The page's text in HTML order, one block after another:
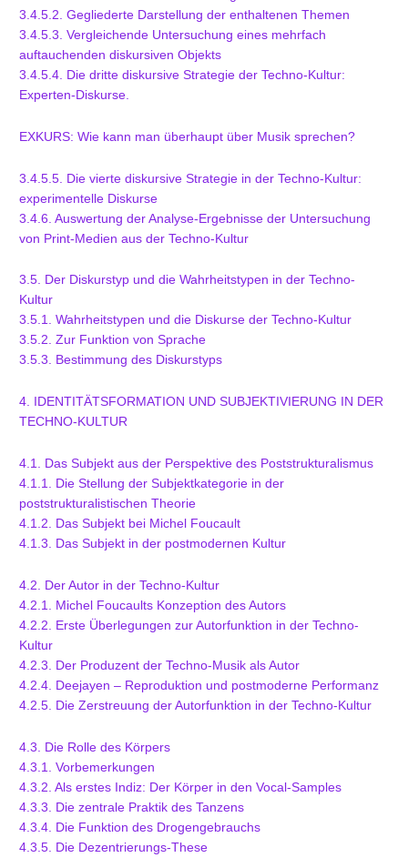
3.4.5.2. Gegliederte Darstellung der enthaltenen Themen
3.4.5.3. Vergleichende Untersuchung eines mehrfach
auftauchenden diskursiven Objekts
3.4.5.4. Die dritte diskursive Strategie der Techno-Kultur:
Experten-Diskurse.
EXKURS: Wie kann man überhaupt über Musik sprechen?
3.4.5.5. Die vierte diskursive Strategie in der Techno-Kultur:
experimentelle Diskurse
3.4.6. Auswertung der Analyse-Ergebnisse der Untersuchung
von Print-Medien aus der Techno-Kultur
3.5. Der Diskurstyp und die Wahrheitstypen in der Techno-
Kultur
3.5.1. Wahrheitstypen und die Diskurse der Techno-Kultur
3.5.2. Zur Funktion von Sprache
3.5.3. Bestimmung des Diskurstyps
4. IDENTITÄTSFORMATION UND SUBJEKTIVIERUNG IN DER
TECHNO-KULTUR
4.1. Das Subjekt aus der Perspektive des Poststrukturalismus
4.1.1. Die Stellung der Subjektkategorie in der
poststrukturalistischen Theorie
4.1.2. Das Subjekt bei Michel Foucault
4.1.3. Das Subjekt in der postmodernen Kultur
4.2. Der Autor in der Techno-Kultur
4.2.1. Michel Foucaults Konzeption des Autors
4.2.2. Erste Überlegungen zur Autorfunktion in der Techno-
Kultur
4.2.3. Der Produzent der Techno-Musik als Autor
4.2.4. Deejayen – Reproduktion und postmoderne Performanz
4.2.5. Die Zerstreuung der Autorfunktion in der Techno-Kultur
4.3. Die Rolle des Körpers
4.3.1. Vorbemerkungen
4.3.2. Als erstes Indiz: Der Körper in den Vocal-Samples
4.3.3. Die zentrale Praktik des Tanzens
4.3.4. Die Funktion des Drogengebrauchs
4.3.5. Die Dezentrierungs-These